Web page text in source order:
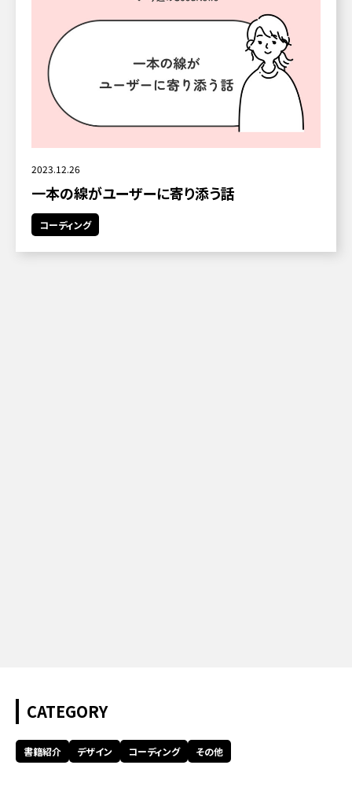
2023.12.26
一本の線がユーザーに寄り添う話
コーディング
CATEGORY
書籍紹介 デザイン コーディング その他